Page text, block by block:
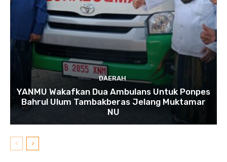
DAERAH
YANMU Wakafkan Dua Ambulans Untuk Ponpes
Bahrul Ulum Tambakberas Jelang Muktamar
NU